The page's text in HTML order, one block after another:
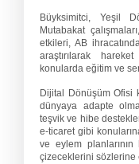
Büyksimitci, Yeşil
Mutabakat
etkileri, AB
araştırılarak
konularda eğitim ve
Dijital Dönüşüm Ofisi
dünyaya adapte
teşvik ve hibe
e-ticaret gibi
ve eylem
çizeceklerini sözlerine